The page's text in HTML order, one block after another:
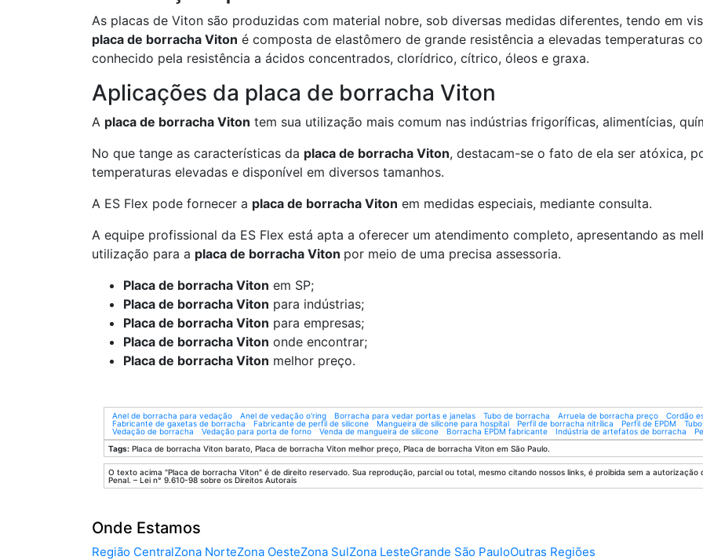
As placas de Viton são produzidas com material nobre, sob diversas medidas diferentes, tendo em
placa de borracha Viton é composta de elastômero de grande resistência a elevadas temperaturas
conhecido pela resistência a ácidos concentrados, clorídrico, cítrico, óleos e graxa.
Aplicações da placa de borracha Viton
A placa de borracha Viton tem sua utilização mais comum nas indústrias frigoríficas, alimentícias,
No que tange as características da placa de borracha Viton, destacam-se o fato de ela ser atóxica,
temperaturas elevadas e disponível em diversos tamanhos.
A ES Flex pode fornecer a placa de borracha Viton em medidas especiais, mediante consulta.
A equipe profissional da ES Flex está apta a oferecer um atendimento completo, apresentando as
utilização para a placa de borracha Viton por meio de uma precisa assessoria.
Placa de borracha Viton em SP;
Placa de borracha Viton para indústrias;
Placa de borracha Viton para empresas;
Placa de borracha Viton onde encontrar;
Placa de borracha Viton melhor preço.
Anel de borracha para vedação Anel de vedação o'ring Borracha para vedar portas e janelas Tubo de borracha Arruela de borracha preço
Cordão
Fabricante de gaxetas de borracha
Fabricante de perfil de silicone Mangueira de silicone para hospital Perfil de borracha nitrílica Perfil de EPDM
Vedação de borracha
Vedação para porta de forno Venda de mangueira de silicone Borracha EPDM fabricante Indústria de artefatos de borracha
Tags: Placa de borracha Viton barato, Placa de borracha Viton melhor preço, Placa de borracha Viton em São Paulo.
O texto acima "Placa de borracha Viton" é de direito reservado. Sua reprodução, parcial ou total, mesmo citando nossos links, é proibida sem a
Penal. – Lei n° 9.610-98 sobre os Direitos Autorais
Onde Estamos
Região CentralZona NorteZona OesteZona SulZona LesteGrande São PauloOutras Regiões